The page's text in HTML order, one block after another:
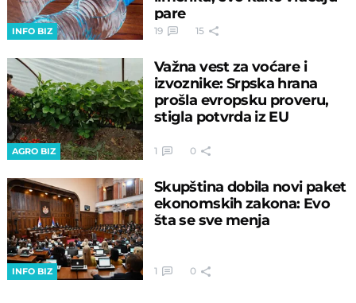
INFO BIZ
pare
19 15
AGRO BIZ
Važna vest za voćare i
izvoznike: Srpska hrana
prošla evropsku proveru,
stigla potvrda iz EU
1 0
INFO BIZ
Skupština dobila novi paket
ekonomskih zakona: Evo
šta se sve menja
1 0